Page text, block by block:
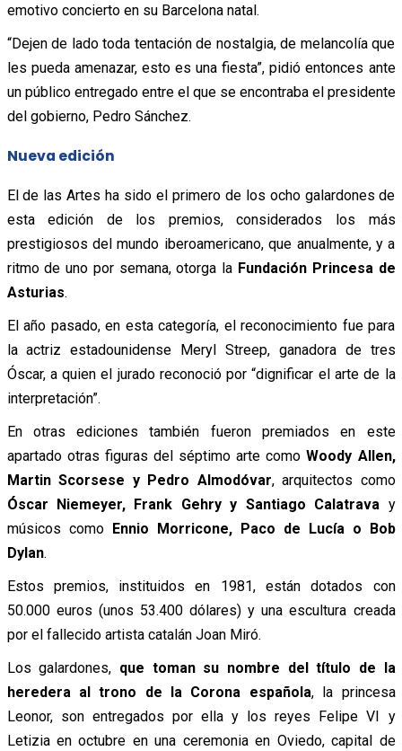
emotivo concierto en su Barcelona natal.
“Dejen de lado toda tentación de nostalgia, de melancolía que
les pueda amenazar, esto es una fiesta”, pidió entonces ante
un público entregado entre el que se encontraba el presidente
del gobierno, Pedro Sánchez.
Nueva edición
El de las Artes ha sido el primero de los ocho galardones de
esta edición de los premios, considerados los más
prestigiosos del mundo iberoamericano, que anualmente, y a
ritmo de uno por semana, otorga la Fundación Princesa de
Asturias.
El año pasado, en esta categoría, el reconocimiento fue para
la actriz estadounidense Meryl Streep, ganadora de tres
Óscar, a quien el jurado reconoció por “dignificar el arte de la
interpretación”.
En otras ediciones también fueron premiados en este
apartado otras figuras del séptimo arte comoWoody Allen,
Martin Scorsese y Pedro Almodóvar, arquitectos como
Óscar Niemeyer, Frank Gehry y Santiago Calatrava y
músicos como Ennio Morricone, Paco de Lucía o Bob
Dylan.
Estos premios, instituidos en 1981, están dotados con
50.000 euros (unos 53.400 dólares) y una escultura creada
por el fallecido artista catalán Joan Miró.
Los galardones, que toman su nombre del título de la
heredera al trono de la Corona española, la princesa
Leonor, son entregados por ella y los reyes Felipe VI y
Letizia en octubre en una ceremonia en Oviedo, capital de